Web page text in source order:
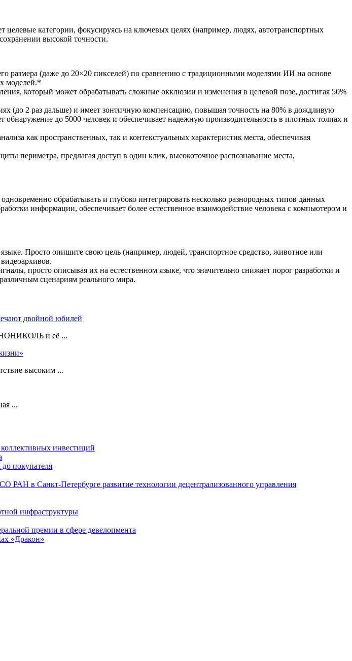
категории, фокусируясь на ключевых целях (например, людях, автотранспортных
высокой точности.
размера (даже до 20×20 пикселей) по сравнению с традиционными моделями ИИ на основе
моделей.*
который может обрабатывать сложные окклюзии и изменения в целевой позе, достигая 50%
(до 2 раз дальше) и имеет зонтичную компенсацию, повышая точность на 80% в дождливую
до 5000 человек и обеспечивает надежную производительность в плотных толпах и
как пространственных, так и контекстуальных характеристик места, обеспечивая
периметра, предлагая доступ в один клик, высокоточное распознавание места,
обрабатывать и глубоко интегрировать несколько разнородных типов данных
информации, обеспечивает более естественное взаимодействие человека с компьютером и
Просто опишите свою цель (например, людей, транспортное средство, животное или
просто описывая их на естественном языке, что значительно снижает порог разработки и
сценариям реального мира.
двойной юбилей
и её ...
высоким ...
...
инвестиций
до покупателя
в Санкт-Петербурге развитие технологии децентрализованного управления
инфраструктуры
премии в сфере девелопмента
«Дракон»